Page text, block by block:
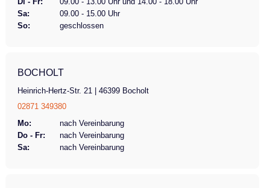
Sa:
09.00 - 15.00 Uhr
So:
geschlossen
BOCHOLT
Heinrich-Hertz-Str. 21 | 46399 Bocholt
02871 349380
Mo:
nach Vereinbarung
Do - Fr:
nach Vereinbarung
Sa:
nach Vereinbarung